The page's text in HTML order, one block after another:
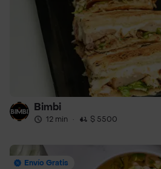
Bimbi
12 min · $ 5500
Envío Gratis